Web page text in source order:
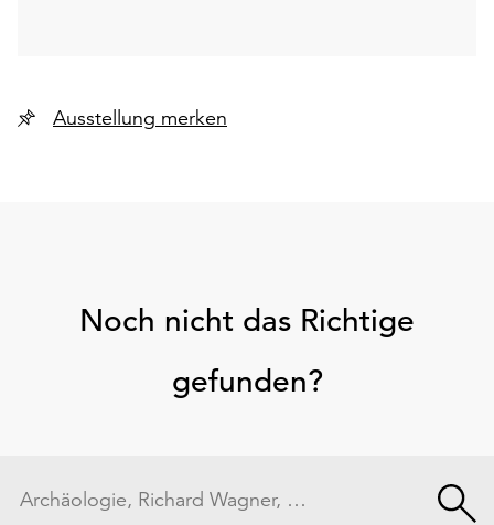
Ausstellung merken
Noch nicht das Richtige
gefunden?